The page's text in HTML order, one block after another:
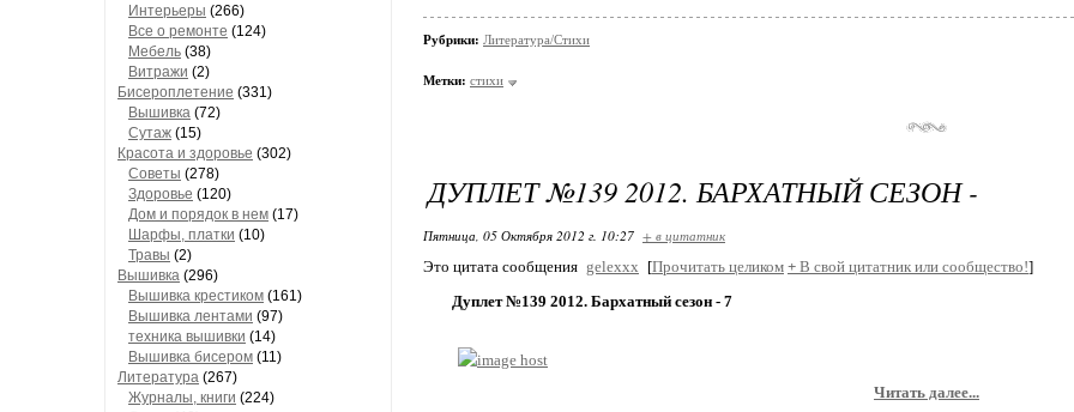
Интерьеры (266)
Все о ремонте (124)
Мебель (38)
Витражи (2)
Бисероплетение (331)
Вышивка (72)
Сутаж (15)
Красота и здоровье (302)
Советы (278)
Здоровье (120)
Дом и порядок в нем (17)
Шарфы, платки (10)
Травы (2)
Вышивка (296)
Вышивка крестиком (161)
Вышивка лентами (97)
техника вышивки (14)
Вышивка бисером (11)
Литература (267)
Журналы, книги (224)
Рубрики: Литература/Стихи
Метки: стихи
ДУПЛЕТ №139 2012. БАРХАТНЫЙ СЕЗОН -
Пятница, 05 Октября 2012 г. 10:27 + в цитатник
Это цитата сообщения gelexxx [Прочитать целиком + В свой цитатник или сообщество!]
Дуплет №139 2012. Бархатный сезон - 7
Читать далее...